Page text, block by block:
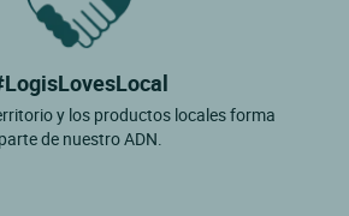
y los productos locales forma
parte de nuestro ADN.